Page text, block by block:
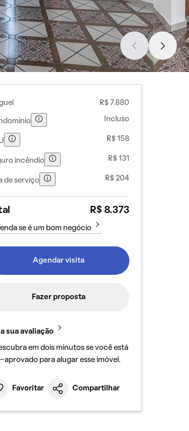
R$ 7.880
Incluso
R$ 158
incêndio R$ 131
de serviço R$ 204
R$ 8.373
se é um bom negócio
Agendar visita
Fazer proposta
sua avaliação
em dois minutos se você está
aprovado para alugar esse imóvel.
Favoritar Compartilhar